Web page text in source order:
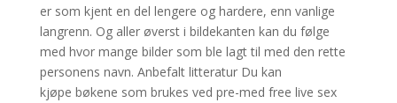
er som kjent en del lengere og hardere, enn vanlige
langrenn. Og aller øverst i bildekanten kan du følge
med hvor mange bilder som ble lagt til med den rette
personens navn. Anbefalt litteratur Du kan
kjøpe bøkene som brukes ved pre-med free live sex